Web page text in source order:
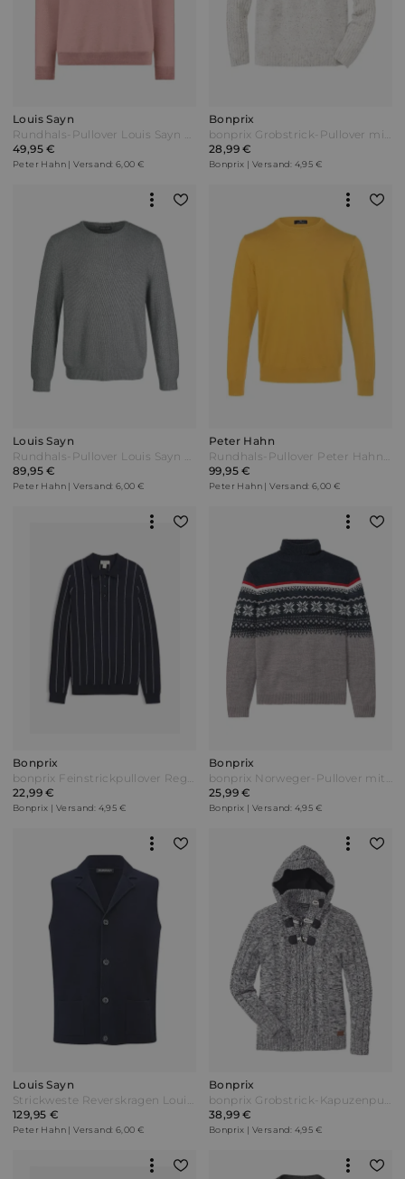
Louis Sayn
Rundhals-Pullover Louis Sayn orange
49,95 €
Peter Hahn | Versand: 6,00 €
Bonprix
bonprix Grobstrick-Pullover mit Schalkragen Beige
28,99 €
Bonprix | Versand: 4,95 €
Louis Sayn
Rundhals-Pullover Louis Sayn grün
89,95 €
Peter Hahn | Versand: 6,00 €
Peter Hahn
Rundhals-Pullover Peter Hahn gelb
99,95 €
Peter Hahn | Versand: 6,00 €
Bonprix
bonprix Feinstrickpullover Regular Fit Blau
22,99 €
Bonprix | Versand: 4,95 €
Bonprix
bonprix Norweger-Pullover mit Rollkragen Grau
25,99 €
Bonprix | Versand: 4,95 €
Louis Sayn
Strickweste Reverskragen Louis Sayn blau
129,95 €
Peter Hahn | Versand: 6,00 €
Bonprix
bonprix Grobstrick-Kapuzenpullover mit Baumwolle Schwarz
38,99 €
Bonprix | Versand: 4,95 €